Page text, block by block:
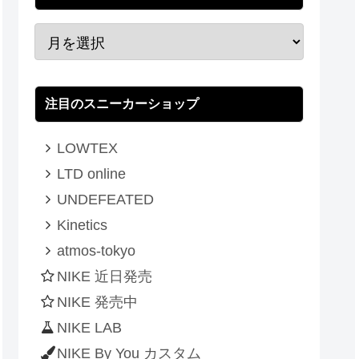
注目のスニーカーショップ
LOWTEX
LTD online
UNDEFEATED
Kinetics
atmos-tokyo
NIKE 近日発売
NIKE 発売中
NIKE LAB
NIKE By You カスタム